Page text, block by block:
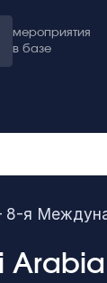
мероприятия
в базе
8-я